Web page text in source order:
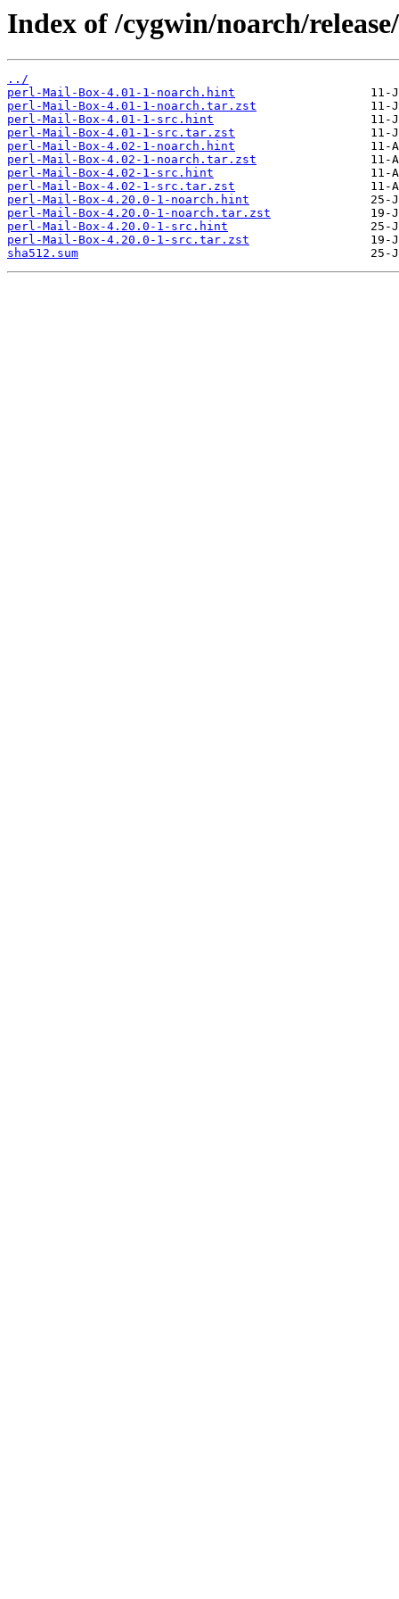
Index of /cygwin/noarch/
../
perl-Mail-Box-4.01-1-noarch.hint
perl-Mail-Box-4.01-1-noarch.tar.zst
perl-Mail-Box-4.01-1-src.hint
perl-Mail-Box-4.01-1-src.tar.zst
perl-Mail-Box-4.02-1-noarch.hint
perl-Mail-Box-4.02-1-noarch.tar.zst
perl-Mail-Box-4.02-1-src.hint
perl-Mail-Box-4.02-1-src.tar.zst
perl-Mail-Box-4.20.0-1-noarch.hint
perl-Mail-Box-4.20.0-1-noarch.tar.zst
perl-Mail-Box-4.20.0-1-src.hint
perl-Mail-Box-4.20.0-1-src.tar.zst
sha512.sum